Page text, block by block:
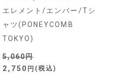
エレメント/エンバー/Tシ
ャツ(PONEYCOMB
TOKYO)
5,060
2,750 税込